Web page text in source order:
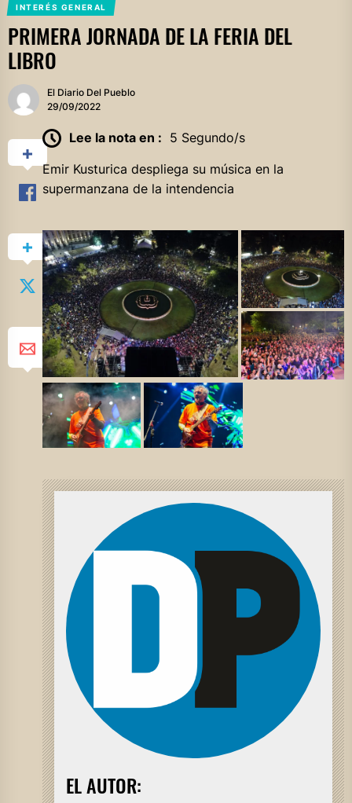
INTERÉS GENERAL
PRIMERA JORNADA DE LA FERIA DEL
LIBRO
El Diario Del Pueblo
29/09/2022
Lee la nota en : 5 Segundo/s
Emir Kusturica despliega su música en la
supermanzana de la intendencia
EL AUTOR: